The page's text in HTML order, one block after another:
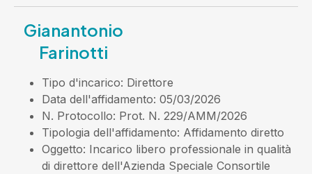
Gianantonio
Farinotti
Tipo d'incarico: Direttore
Data dell'affidamento: 05/03/2026
N. Protocollo: Prot. N. 229/AMM/2026
Tipologia dell'affidamento: Affidamento diretto
Oggetto: Incarico libero professionale in qualità
di direttore dell'Azienda Speciale Consortile